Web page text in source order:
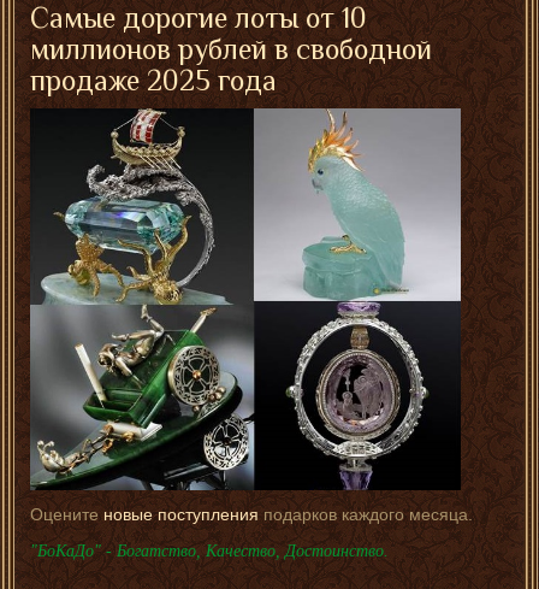
Самые дорогие лоты от 10
миллионов рублей в свободной
продаже 2025 года
Оцените новые поступления подарков каждого месяца.
"БоКаДо" - Богатство, Качество, Достоинство.